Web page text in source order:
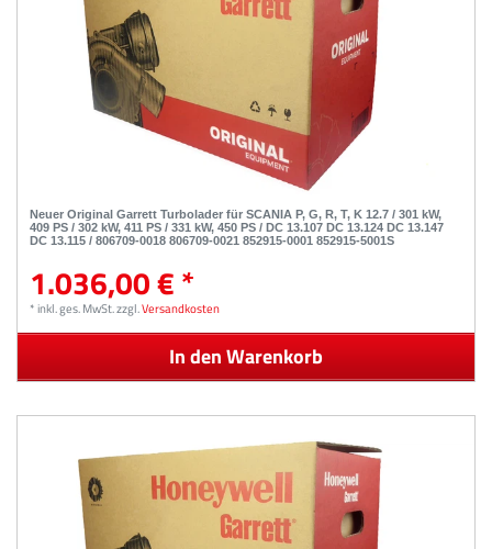
Neuer Original Garrett Turbolader für SCANIA P, G, R, T, K 12.7 / 301 kW,
409 PS / 302 kW, 411 PS / 331 kW, 450 PS / DC 13.107 DC 13.124 DC 13.147
DC 13.115 / 806709-0018 806709-0021 852915-0001 852915-5001S
1.036,00 € *
*inkl. ges. MwSt.zzgl.Versandkosten
In den Warenkorb